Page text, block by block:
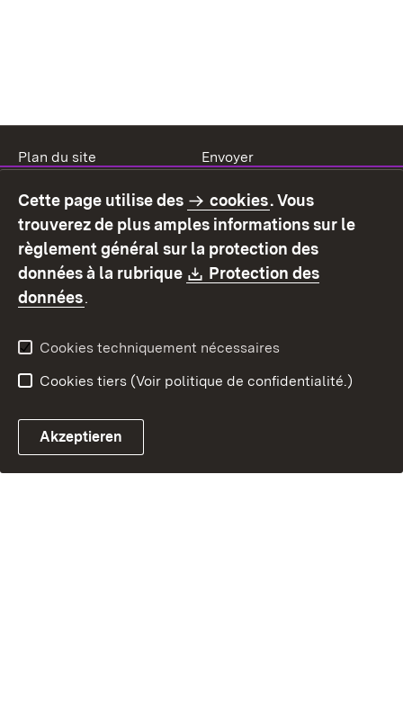
Plan du site
Envoyer
Mode d'emploi
Déclaration sur
l'accessibilité
Contact
Signaler un lien brisé
Cette page utilise des cookies. Vous
trouverez de plus amples informations sur le
règlement général sur la protection des
données à la rubrique
Download:
Protection des
données.
Cookies techniquement nécessaires
Cookies tiers (Voir politique de confidentialité.)
Akzeptieren